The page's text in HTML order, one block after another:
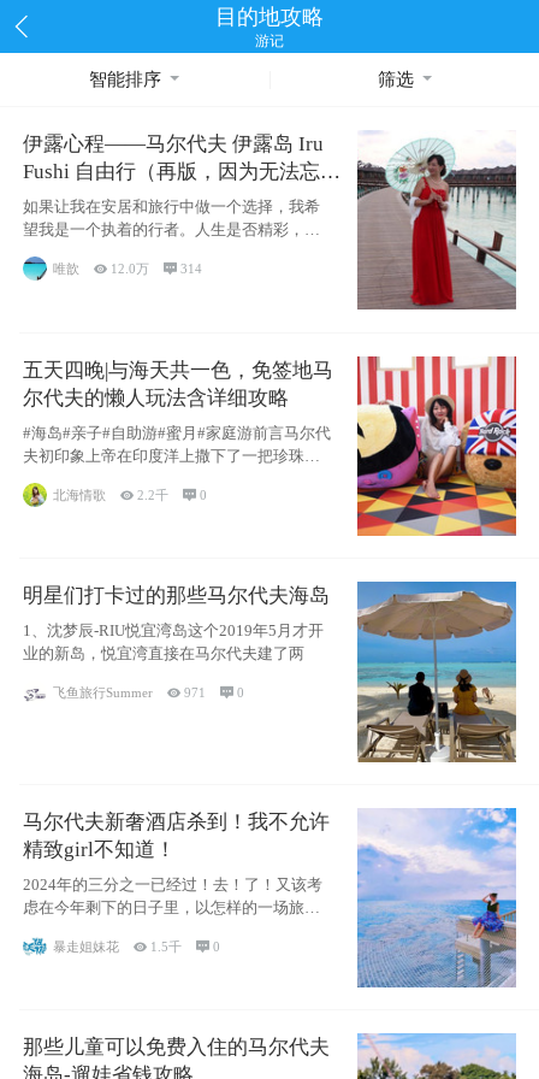
目的地攻略
游记
智能排序 筛选
伊露心程——马尔代夫 伊露岛 Iru
Fushi 自由行（再版，因为无法忘却
的留恋）
如果让我在安居和旅行中做一个选择，我希
望我是一个执着的行者。人生是否精彩，都
源于自己
唯歆  12.0万  314
五天四晚|与海天共一色，免签地马
尔代夫的懒人玩法含详细攻略
#海岛#亲子#自助游#蜜月#家庭游前言马尔代
夫初印象上帝在印度洋上撒下了一把珍珠，
北海情歌 2.2千 0
明星们打卡过的那些马尔代夫海岛
1、沈梦辰-RIU悦宜湾岛这个2019年5月才开
业的新岛，悦宜湾直接在马尔代夫建了两
飞鱼旅行Summer 971 0
马尔代夫新奢酒店杀到！我不允许
精致girl不知道！
2024年的三分之一已经过！去！了！又该考
虑在今年剩下的日子里，以怎样的一场旅行
暴走姐妹花  1.5千 0
那些儿童可以免费入住的马尔代夫